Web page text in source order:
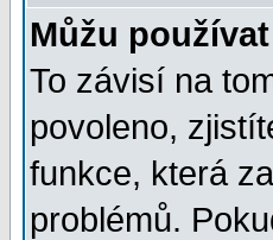
Můžu
To závisí na
povoleno,
funkce, která
problémů.